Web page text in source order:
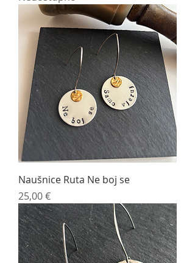
Naušnice Ruta Ne boj se
Cijena
25,00 €